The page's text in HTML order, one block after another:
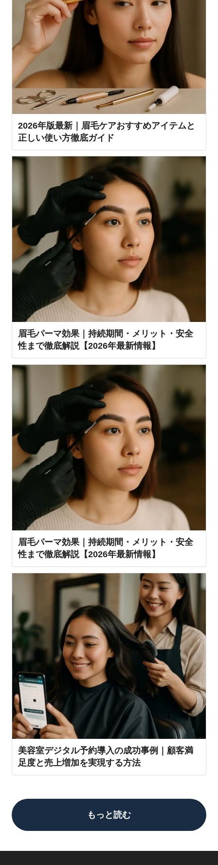
2026年版最新｜眉毛ケアおすすめアイテムと
正しい使い方徹底ガイド
眉毛パーマ効果｜持続期間・メリット・安全
性まで徹底解説【2026年最新情報】
眉毛パーマ効果｜持続期間・メリット・安全
性まで徹底解説【2026年最新情報】
美容室デジタル予約導入の成功事例｜顧客満
足度と売上増加を実現する方法
もっと読む